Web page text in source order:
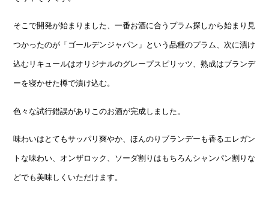
そこで開発が始まりました、一番お酒に合うプラム探しから始まり見
つかったのが「ゴールデンジャパン」という品種のプラム、次に漬け
込むリキュールはオリジナルのグレープスピリッツ、熟成はブランデ
ーを寝かせた樽で漬け込む。
色々な試行錯誤がありこのお酒が完成しました。
味わいはとてもサッパリ爽やか、ほんのりブランデーも香るエレガン
トな味わい、オンザロック、ソーダ割りはもちろんシャンパン割りな
どでも美味しくいただけます。